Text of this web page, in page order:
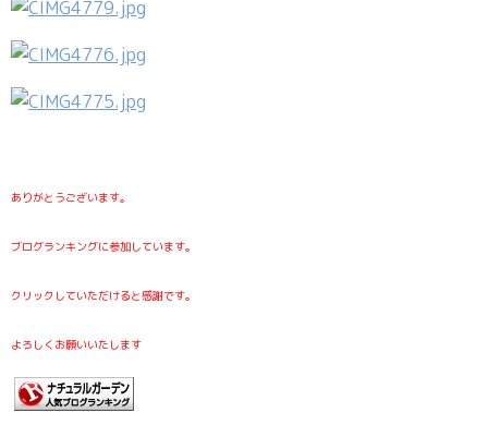
ありがとうございます。
ブログランキングに参加しています。
クリックしていただけると感謝です。
よろしくお願いいたします